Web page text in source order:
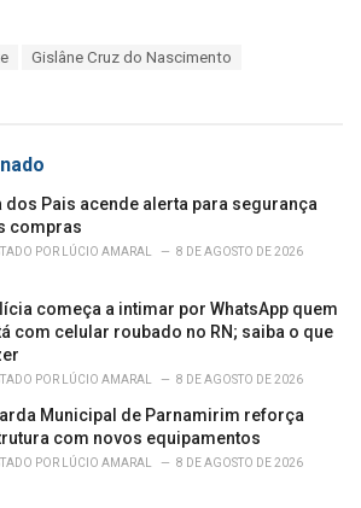
Gislâne Cruz do Nascimento
dos Pais acende alerta para segurança
compras
POR LÚCIO AMARAL 8 DE AGOSTO DE 2026
começa a intimar por WhatsApp quem
com celular roubado no RN; saiba o que
POR LÚCIO AMARAL 8 DE AGOSTO DE 2026
Municipal de Parnamirim reforça
com novos equipamentos
POR LÚCIO AMARAL 8 DE AGOSTO DE 2026